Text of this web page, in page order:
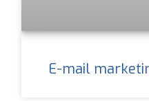
E-mail